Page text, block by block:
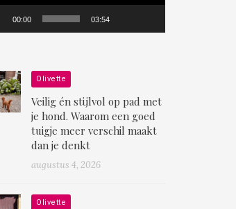
00:00 03:54
Olivette
Veilig én stijlvol op pad met
je hond. Waarom een goed
tuigje meer verschil maakt
dan je denkt
augustus 4, 2026
Olivette